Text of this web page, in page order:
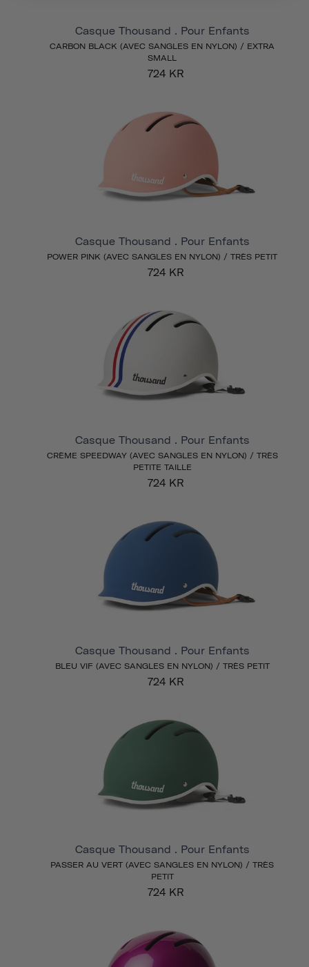
Casque Thousand . Pour Enfants
CARBON BLACK (AVEC SANGLES EN NYLON) / EXTRA
SMALL
724 KR
Casque Thousand . Pour Enfants
POWER PINK (AVEC SANGLES EN NYLON) / TRÈS PETIT
724 KR
Casque Thousand . Pour Enfants
CRÈME SPEEDWAY (AVEC SANGLES EN NYLON) / TRÈS
PETITE TAILLE
724 KR
Casque Thousand . Pour Enfants
BLEU VIF (AVEC SANGLES EN NYLON) / TRÈS PETIT
724 KR
Casque Thousand . Pour Enfants
PASSER AU VERT (AVEC SANGLES EN NYLON) / TRÈS
PETIT
724 KR